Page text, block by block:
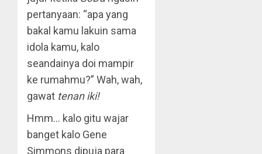
pertanyaan: “apa yang
bakal kamu lakuin sama
idola kamu, kalo
seandainya doi mampir
ke rumahmu?” Wah, wah,
gawat tenan iki!
Hmm… kalo gitu wajar
banget kalo Gene
Simmons dipuja para